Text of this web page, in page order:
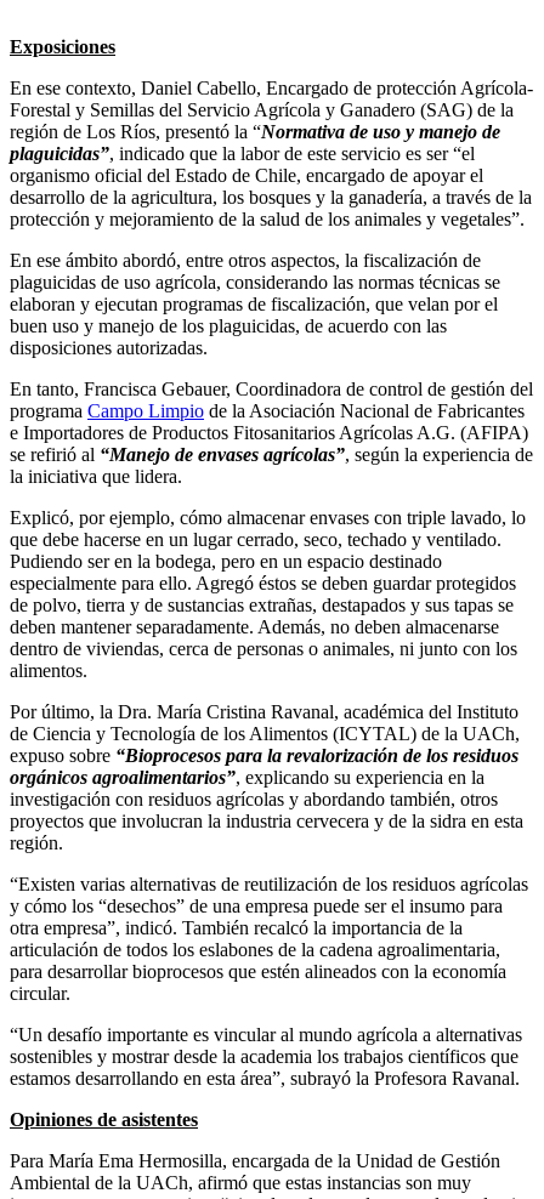
Exposiciones
En ese contexto, Daniel Cabello, Encargado de protección Agrícola-
Forestal y Semillas del Servicio Agrícola y Ganadero (SAG) de la
región de Los Ríos, presentó la “Normativa de uso y manejo de
plaguicidas”, indicado que la labor de este servicio es ser “el
organismo oficial del Estado de Chile, encargado de apoyar el
desarrollo de la agricultura, los bosques y la ganadería, a través de la
protección y mejoramiento de la salud de los animales y vegetales”.
En ese ámbito abordó, entre otros aspectos, la fiscalización de
plaguicidas de uso agrícola, considerando las normas técnicas se
elaboran y ejecutan programas de fiscalización, que velan por el
buen uso y manejo de los plaguicidas, de acuerdo con las
disposiciones autorizadas.
En tanto, Francisca Gebauer, Coordinadora de control de gestión del
programa Campo Limpio de la Asociación Nacional de Fabricantes
e Importadores de Productos Fitosanitarios Agrícolas A.G. (AFIPA)
se refirió al “Manejo de envases agrícolas”, según la experiencia de
la iniciativa que lidera.
Explicó, por ejemplo, cómo almacenar envases con triple lavado, lo
que debe hacerse en un lugar cerrado, seco, techado y ventilado.
Pudiendo ser en la bodega, pero en un espacio destinado
especialmente para ello. Agregó éstos se deben guardar protegidos
de polvo, tierra y de sustancias extrañas, destapados y sus tapas se
deben mantener separadamente. Además, no deben almacenarse
dentro de viviendas, cerca de personas o animales, ni junto con los
alimentos.
Por último, la Dra. María Cristina Ravanal, académica del Instituto
de Ciencia y Tecnología de los Alimentos (ICYTAL) de la UACh,
expuso sobre “Bioprocesos para la revalorización de los residuos
orgánicos agroalimentarios”, explicando su experiencia en la
investigación con residuos agrícolas y abordando también, otros
proyectos que involucran la industria cervecera y de la sidra en esta
región.
“Existen varias alternativas de reutilización de los residuos agrícolas
y cómo los “desechos” de una empresa puede ser el insumo para
otra empresa”, indicó. También recalcó la importancia de la
articulación de todos los eslabones de la cadena agroalimentaria,
para desarrollar bioprocesos que estén alineados con la economía
circular.
“Un desafío importante es vincular al mundo agrícola a alternativas
sostenibles y mostrar desde la academia los trabajos científicos que
estamos desarrollando en esta área”, subrayó la Profesora Ravanal.
Opiniones de asistentes
Para María Ema Hermosilla, encargada de la Unidad de Gestión
Ambiental de la UACh, afirmó que estas instancias son muy